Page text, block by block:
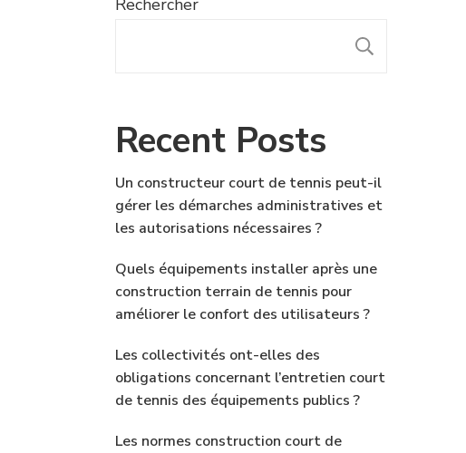
Rechercher
Recent Posts
Un constructeur court de tennis peut-il
gérer les démarches administratives et
les autorisations nécessaires ?
Quels équipements installer après une
construction terrain de tennis pour
améliorer le confort des utilisateurs ?
Les collectivités ont-elles des
obligations concernant l’entretien court
de tennis des équipements publics ?
Les normes construction court de